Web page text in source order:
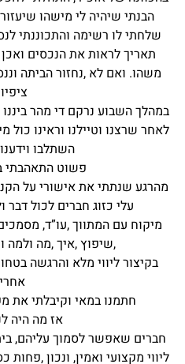
הבנתי שיהיה לי מישהו
שלחתי לו רשימה והתכוננתי
תאריך לראות את הנכסים
משהו. ואם לא ,נחזור הביתה
במהלך השבוע נרקם די מהר ביננו
לאחר שרצנו וטיילנו וראינו
השתלבו
פשוט התאהבתי
מהרגע שנתתי את אישורי על
עלי כזוג חברים לכול
מיקוח עם המתווך ,עו”ד,
,שיפוץ ,איך ,מה ולמה
בקיצור ליווי מלא והרגשה
חתמנו במאי וקיבלתי את
אז מה היה
חברים שאפשר לסמוך עליהם,
ליווי מקצועי ואמין, ונכון